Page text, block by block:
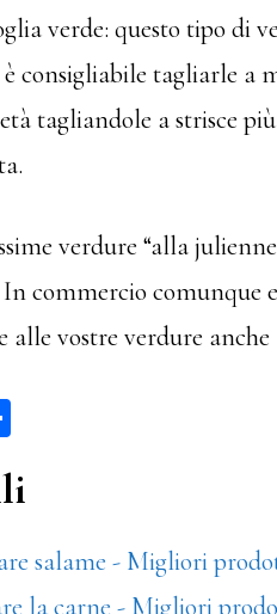
verde: questo tipo di
consigliabile tagliarle a
tagliandole a strisce
verdure “alla
commercio comunque
alle vostre verdure
di
disalame - Migliori
la carne - Migliori